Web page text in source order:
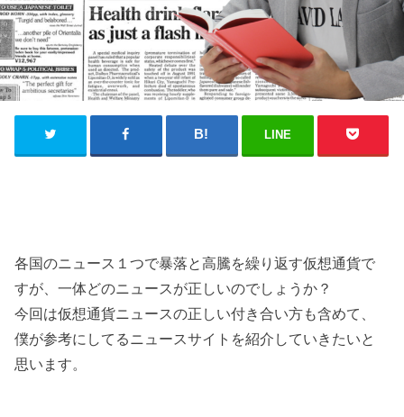
LINE
各国のニュース１つで暴落と高騰を繰り返す仮想通貨で
すが、一体どのニュースが正しいのでしょうか？
今回は仮想通貨ニュースの正しい付き合い方も含めて、
僕が参考にしてるニュースサイトを紹介していきたいと
思います。